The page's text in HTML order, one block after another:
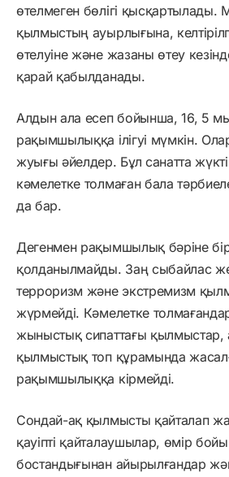
өтелмеген бөлігі қысқартылады.
қылмыстың ауырлығына,
өтелуіне және жазаны өтеу
қарай қабылданады.
Алдын ала есеп бойынша, 16, 5
рақымшылыққа ілігуі мүмкін.
жуығы әйелдер. Бұл санатта
кәмелетке толмаған бала
да бар.
Дегенмен рақымшылық бәріне
қолданылмайды. Заң сыбайлас
терроризм және экстремизм
жүрмейді. Кәмелетке
жыныстық сипаттағы қылмыстар,
қылмыстық топ құрамында
рақымшылыққа кірмейді.
Сондай-ақ қылмысты қайталап
қауіпті қайталаушылар, өмір
бостандығынан айырылғандар